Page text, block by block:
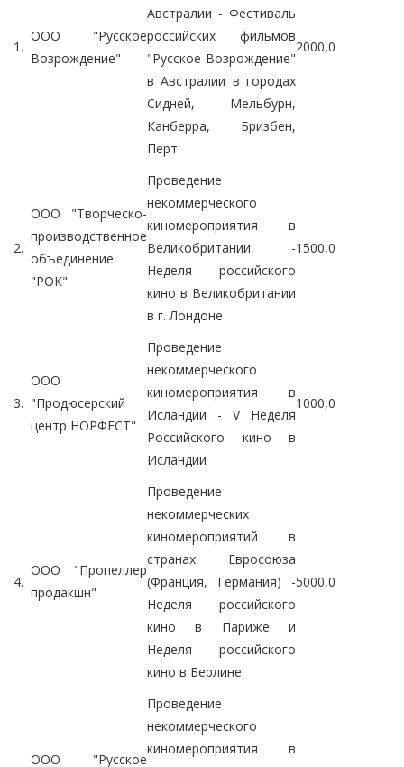
1.
ООО "Русское
Возрождение"
Австралии - Фестиваль
российских фильмов
"Русское Возрождение"
в Австралии в городах
Сидней, Мельбурн,
Канберра, Бризбен,
Перт
2000,0
2.
ООО "Творческо-
производственное
объединение
"РОК"
Проведение
некоммерческого
киномероприятия в
Великобритании -
Неделя российского
кино в Великобритании
в г. Лондоне
1500,0
3.
ООО
"Продюсерский
центр НОРФЕСТ"
Проведение
некоммерческого
киномероприятия в
Исландии - V Неделя
Российского кино в
Исландии
1000,0
4.
ООО "Пропеллер
продакшн"
Проведение
некоммерческих
киномероприятий в
странах Евросоюза
(Франция, Германия) -
Неделя российского
кино в Париже и
Неделя российского
кино в Берлине
5000,0
ООО "Русское
Проведение
некоммерческого
киномероприятия в